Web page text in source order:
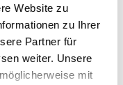
Website zu
zu Ihrer
Partner für
weiter. Unsere
mit
Daten
Website
zu
1 Jahr